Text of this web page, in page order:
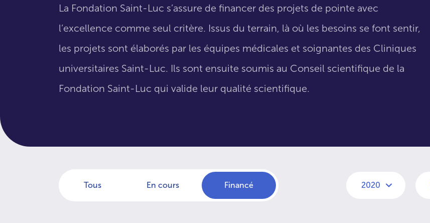
La Fondation Saint-Luc s’assure de financer des projets de pointe avec
l’excellence comme seul critère. Issus du terrain, là où les besoins se font sentir,
les projets sont élaborés par les équipes médicales et soignantes des Cliniques
universitaires Saint-Luc. Ils sont ensuite soumis au Conseil scientifique de la
Fondation Saint-Luc qui valide leur qualité scientifique.
Tous En cours Financé 2020